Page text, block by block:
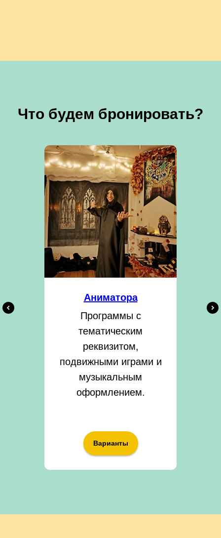
Что будем бронировать?
Аниматора
Программы с
тематическим
реквизитом,
подвижными играми и
музыкальным
оформлением.
Варианты